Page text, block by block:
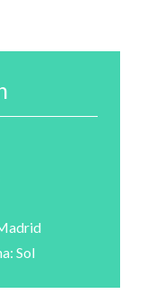
Sol